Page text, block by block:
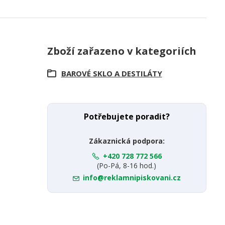
Zboží zařazeno v kategoriích
BAROVÉ SKLO A DESTILÁTY
Potřebujete poradit?
Zákaznická podpora:
+420 728 772 566
(Po-Pá, 8-16 hod.)
info@reklamnipiskovani.cz